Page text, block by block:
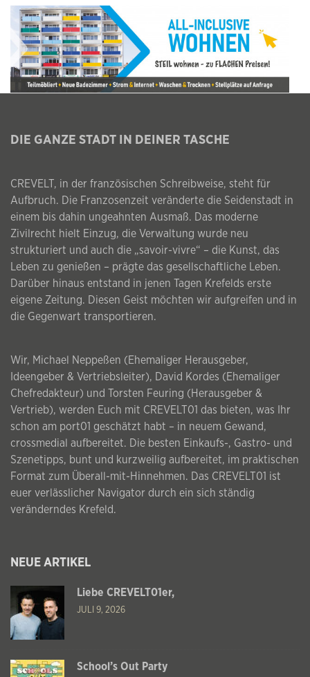
DIE GANZE STADT IN DEINER TASCHE
CREVELT, in der französischen Schreibweise, steht für
Aufbruch. Die Franzosenzeit veränderte die Seidenstadt in
einem bis dahin ungeahnten Ausmaß. Das moderne
Zivilrecht hielt Einzug, die Verwaltung wurde neu
strukturiert und auch die „savoir-vivre“ – die Kunst, das
Leben zu genießen – prägte das gesellschaftliche Leben.
Darüber hinaus entstand in jenen Tagen Krefelds erste
eigene Zeitung. Diesen Geist möchten wir aufgreifen und in
die Gegenwart transportieren.
Wir, Michael Neppeßen (Ehemaliger Herausgeber,
Ideengeber & Vertriebsleiter), David Kordes (Ehemaliger
Chefredakteur) und Torsten Feuring (Herausgeber &
Vertrieb), werden Euch mit CREVELT01 das bieten, was Ihr
schon am port01 geschätzt habt – in neuem Gewand,
crossmedial aufbereitet. Die besten Einkaufs-, Gastro- und
Szenetipps, bunt und kurzweilig aufbereitet, im praktischen
Format zum Überall-mit-Hinnehmen. Das CREVELT01 ist
euer verlässlicher Navigator durch ein sich ständig
veränderndes Krefeld.
NEUE ARTIKEL
Liebe CREVELT01er,
JULI 9, 2026
School’s Out Party